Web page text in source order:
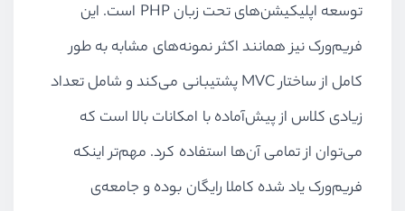
توسعه اپلیکیشن‌های تحت زبان PHP است. این
فریم‌ورک نیز همانند اکثر نمونه‌های مشابه به طور
کامل از ساختار MVC پشتیبانی می‌کند و شامل تعداد
زیادی کلاس از پیش‌آماده با امکانات بالا است که
می‌توان از تمامی آن‌ها استفاده کرد. مهم‌تر اینکه
فریم‌ورک یاد شده کاملا رایگان بوده و جامعه‌ی